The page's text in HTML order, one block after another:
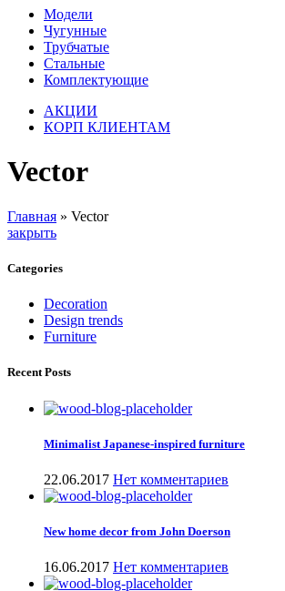
Модели
Чугунные
Трубчатые
Стальные
Комплектующие
АКЦИИ
КОРП КЛИЕНТАМ
Vector
Главная » Vector
закрыть
Categories
Decoration
Design trends
Furniture
Recent Posts
Minimalist Japanese-inspired furniture
22.06.2017 Нет комментариев
New home decor from John Doerson
16.06.2017 Нет комментариев